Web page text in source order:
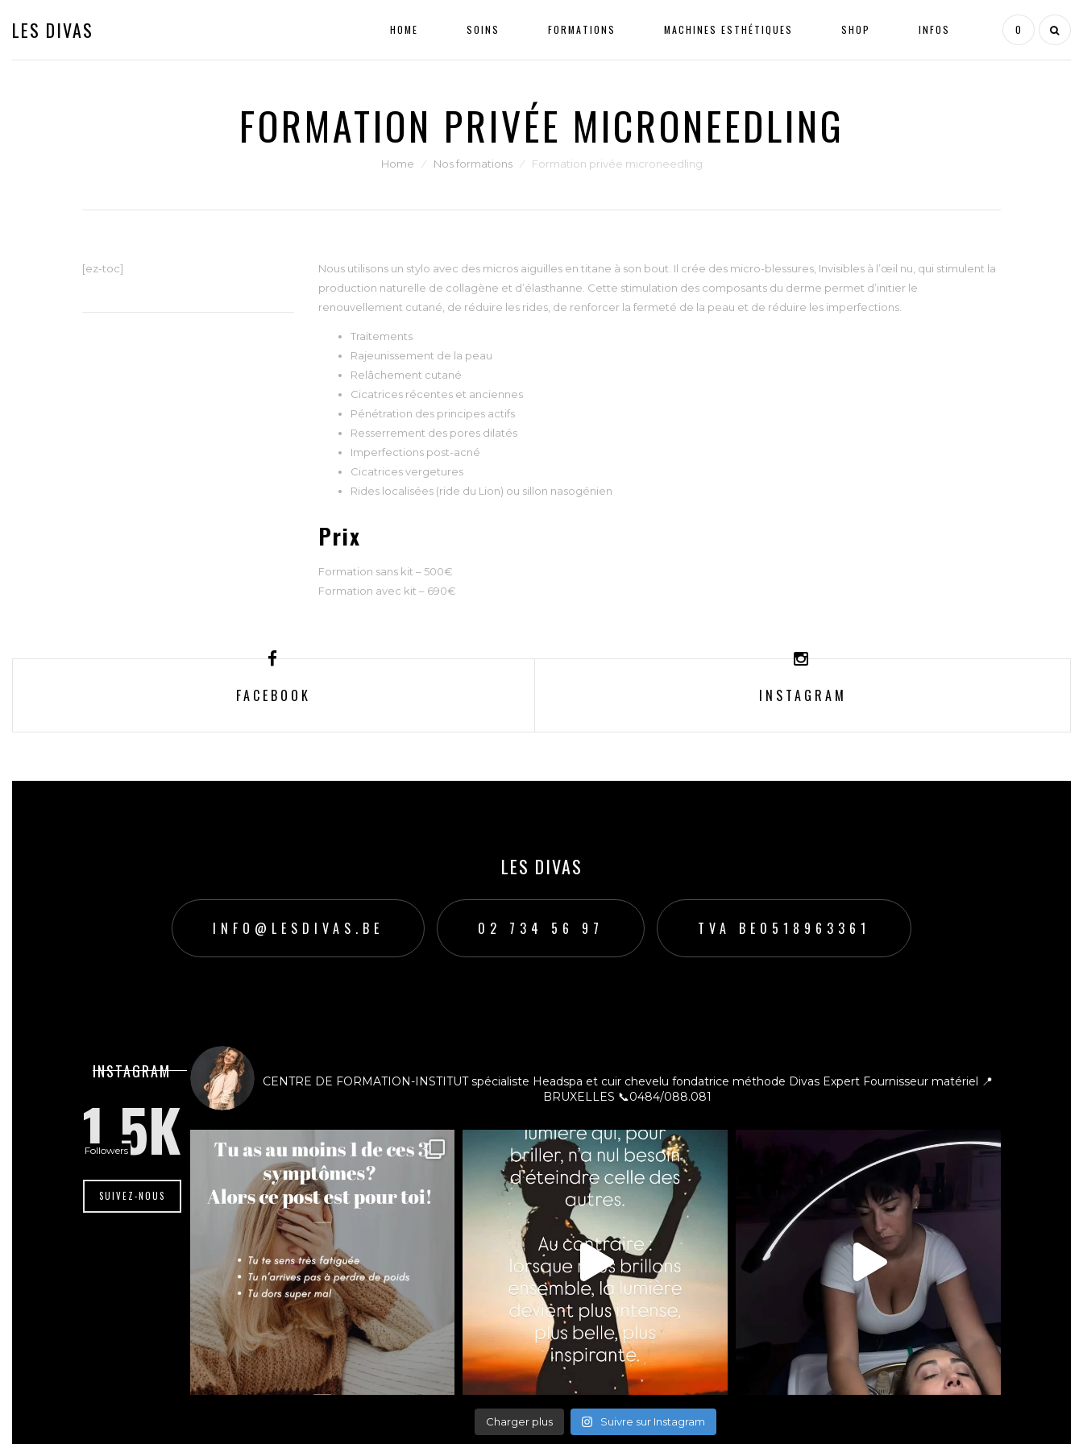
LES DIVAS HOME SOINS FORMATIONS MACHINES ESTHÉTIQUES SHOP INFOS 0
FORMATION PRIVÉE MICRONEEDLING
Home ⁄ Nos formations ⁄ Formation privée microneedling
Nous utilisons un stylo avec des micros aiguilles en titane à son bout. Il crée des micro-blessures, Invisibles à l’œil nu, qui stimulent la
production naturelle de collagène et d’élasthanne. Cette stimulation des composants du derme permet d’initier le
renouvellement cutané, de réduire les rides, de renforcer la fermeté de la peau et de réduire les imperfections.
Traitements
Rajeunissement de la peau
Relâchement cutané
Cicatrices récentes et anciennes
Pénétration des principes actifs
Resserrement des pores dilatés
Imperfections post-acné
Cicatrices vergetures
Rides localisées (ride du Lion) ou sillon nasogénien
Prix
Formation sans kit – 500€
Formation avec kit – 690€
[ez-toc]
FACEBOOK INSTAGRAM
LES DIVAS
INFO@LESDIVAS.BE 02 734 56 97 TVA BE0518963361
INSTAGRAM
1.5K
Followers
SUIVEZ-NOUS
CENTRE DE FORMATION-INSTITUT spécialiste Headspa et cuir chevelu fondatrice méthode Divas ExpertFournisseur matériel 📍
BRUXELLES 📞0484/088.081
Charger plus Suivre sur Instagram